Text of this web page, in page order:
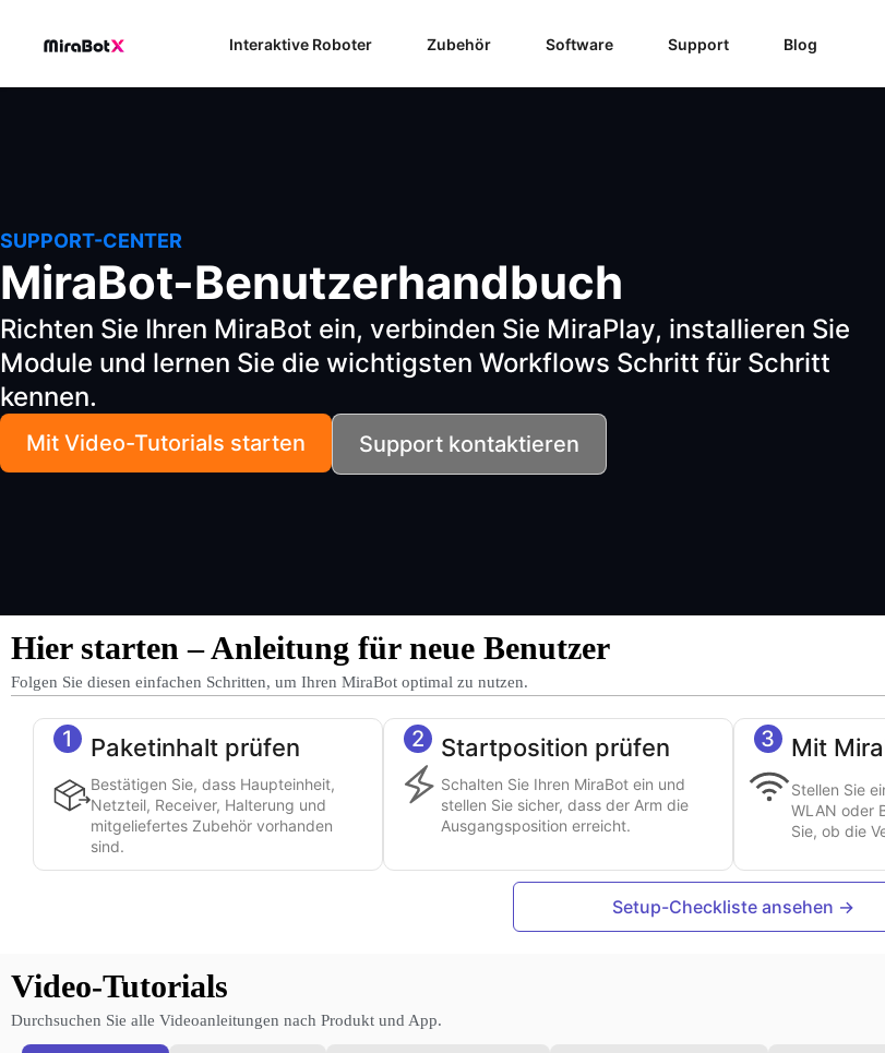
Interaktive Roboter Zubehör Software Support Blog
SUPPORT-CENTER
MiraBot-Benutzerhandbuch
Richten Sie Ihren MiraBot ein, verbinden Sie MiraPlay, installieren Sie
Module und lernen Sie die wichtigsten Workflows Schritt für Schritt
kennen.
Mit Video-Tutorials starten Support kontaktieren
Hier starten – Anleitung für neue Benutzer
Folgen Sie diesen einfachen Schritten, um Ihren MiraBot optimal zu nutzen.
1 Paketinhalt prüfen
Bestätigen Sie, dass Haupteinheit,
Netzteil, Receiver, Halterung und
mitgeliefertes Zubehör vorhanden
sind.
2 Startposition prüfen
Schalten Sie Ihren MiraBot ein und
stellen Sie sicher, dass der Arm die
Ausgangsposition erreicht.
3 Mit
Stellen Sie
WLAN oder
Sie, ob die
Setup-Checkliste ansehen →
Video-Tutorials
Durchsuchen Sie alle Videoanleitungen nach Produkt und App.